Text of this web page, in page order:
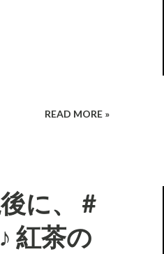
READ MORE »
に、 #
紅茶の